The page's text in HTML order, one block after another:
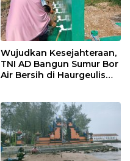
Wujudkan Kesejahteraan,
TNI AD Bangun Sumur Bor
Air Bersih di Haurgeulis